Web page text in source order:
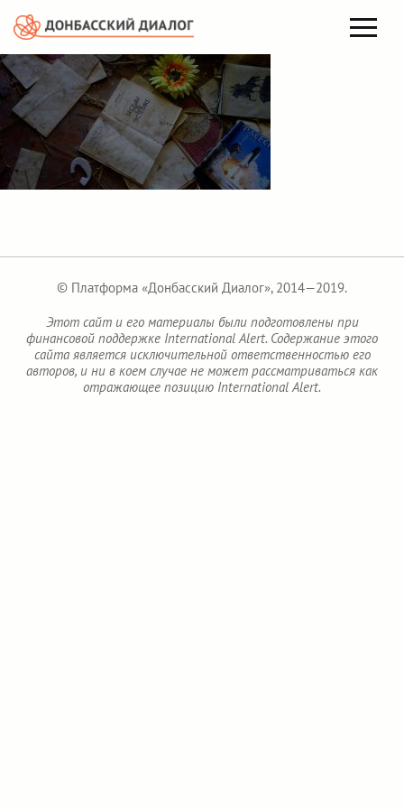
© Платформа «Донбасский Диалог», 2014—2019.
Этот сайт и его материалы были подготовлены при
финансовой поддержке International Alert. Содержание этого
сайта является исключительной ответственностью его
авторов, и ни в коем случае не может рассматриваться как
отражающее позицию International Alert.